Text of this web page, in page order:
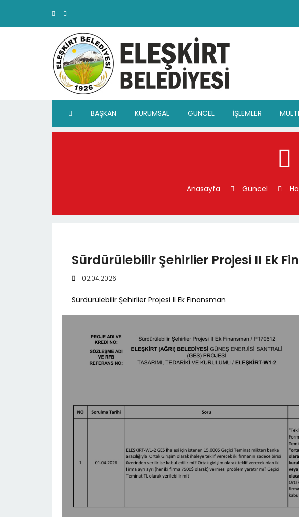
BAŞKAN KURUMSAL GÜNCEL İŞLEMLER
Anasayfa Güncel
Sürdürülebilir Şehirlier Projesi II Ek
02.04.2026
Sürdürülebilir Şehirlier Projesi II Ek Finansman